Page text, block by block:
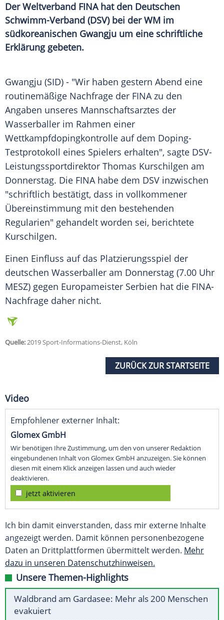
Der Weltverband FINA hat den Deutschen
Schwimm-Verband (DSV) bei der WM im
südkoreanischen Gwangju um eine schriftliche
Erklärung gebeten.
Gwangju (SID) - "Wir haben gestern Abend eine
routinemäßige Nachfrage der FINAzu den
Angaben unseres Mannschaftsarztes der
Wasserballer im Rahmen einer
Wettkampfdopingkontrolle auf dem Doping-
Testprotokoll eines Spielers erhalten", sagte DSV-
Leistungssportdirektor Thomas Kurschilgen am
Donnerstag. Die FINAhabe dem DSV inzwischen
"schriftlich bestätigt, dass in vollkommener
Übereinstimmung mit den bestehenden
Regularien" gehandelt worden sei, berichtete
Kurschilgen.
Einen Einfluss auf das Platzierungsspiel der
deutschen Wasserballer am Donnerstag (7.00 Uhr
MESZ) gegen Europameister Serbien hat die FINA-
Nachfrage daher nicht.
Quelle:2019 Sport-Informations-Dienst, Köln
ZURÜCK ZUR STARTSEITE
Video
Empfohlener externer Inhalt:
Glomex GmbH
Wir benötigen Ihre Zustimmung, um den von unserer Redaktion
eingebundenen Inhalt von Glomex GmbH anzuzeigen. Sie können
diesen mit einem Klick anzeigen lassen und auch wieder
deaktivieren.
jetzt aktivieren
Ich bin damit einverstanden, dass mir externe Inhalte
angezeigt werden. Damit können personenbezogene
Daten an Drittplattformen übermittelt werden. Mehr
dazu in unseren Datenschutzhinweisen.
Unsere Themen-Highlights
Waldbrand am Gardasee: Mehr als 200 Menschen
evakuiert